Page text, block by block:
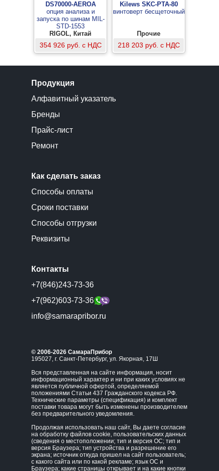
DS70000-AEROA
опция анализа и
запуска по шинам MIL-
STD-1553
RIGOL, Китай
354 926 руб. с НДС
Kilews SKC-PTA-80
винтоверт бесщеточный
Прочие
218 203 руб. с НДС
Продукция
Алфавитный указатель
Бренды
Прайс-лист
Ремонт
Как сделать заказ
Способы оплаты
Сроки поставки
Способы отгрузки
Реквизиты
Контакты
+7(846)243-73-36
+7(962)603-73-36
info@samarapribor.ru
© 2006-2026 СамараПрибор
195027, г. Санкт-Петербург, ул. Якорная, 17Ш
Вся представленная на сайте информация, носит
информационный характер и ни при каких условиях не
является публичной офертой, определяемой
положениями Статьи 437 Гражданского кодекса РФ.
Технические параметры (спецификация) и комплект
поставки товара могут быть изменены производителем
без предварительного уведомления.
Продолжая использовать наш сайт, Вы даете согласие
на обработку файлов cookie, пользовательских данных
(сведения о местоположении; тип и версия ОС; тип и
версия Браузера; тип устройства и разрешение его
экрана; источник откуда пришел на сайт пользователь;
с какого сайта или по какой рекламе; язык ОС и
Браузера; какие страницы открывает и на какие кнопки